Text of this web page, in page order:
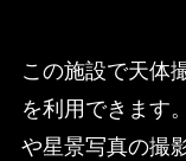
この施設で天体
を利用できます
や星景写真の撮